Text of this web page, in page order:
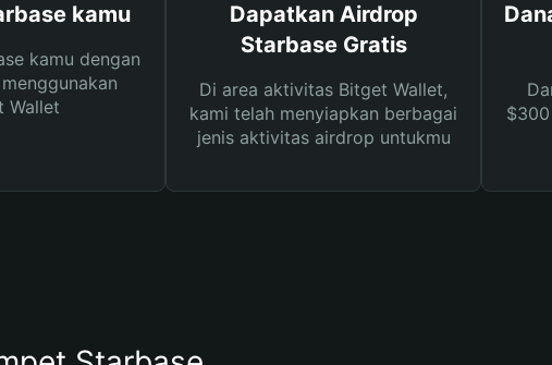
kamu
kamu dengan
Wallet
Dapatkan Airdrop
Starbase Gratis
Di area aktivitas Bitget Wallet,
kami telah menyiapkan berbagai
jenis aktivitas airdrop untukmu